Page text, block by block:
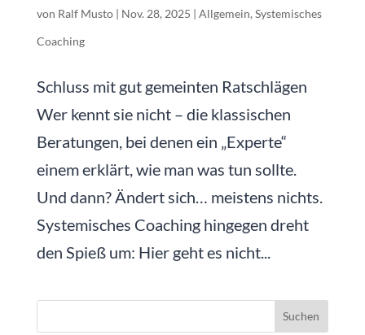
von Ralf Musto| Nov. 28, 2025 | Allgemein, Systemisches
Coaching
Schluss mit gut gemeinten Ratschlägen
Wer kennt sie nicht – die klassischen
Beratungen, bei denen ein „Experte“
einem erklärt, wie man was tun sollte.
Und dann? Ändert sich… meistens nichts.
Systemisches Coaching hingegen dreht
den Spieß um: Hier geht es nicht...